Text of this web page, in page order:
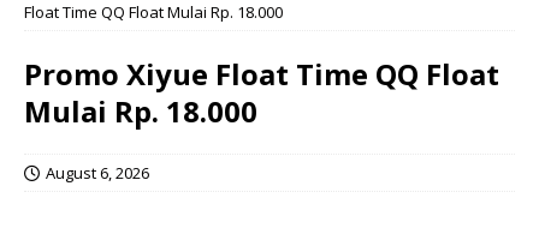
Float Time QQ Float Mulai Rp. 18.000
Promo Xiyue Float Time QQ Float
Mulai Rp. 18.000
August 6, 2026